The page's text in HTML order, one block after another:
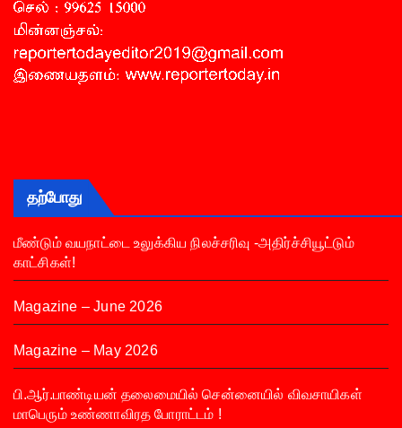
தற்போது
மீண்டும் வயநாட்டை உலுக்கிய நிலச்சரிவு -அதிர்ச்சியூட்டும்
காட்சிகள்!
Magazine – June 2026
Magazine – May 2026
பி.ஆர்.பாண்டியன் தலைமையில் சென்னையில் விவசாயிகள்
மாபெரும் உண்ணாவிரத போராட்டம் !